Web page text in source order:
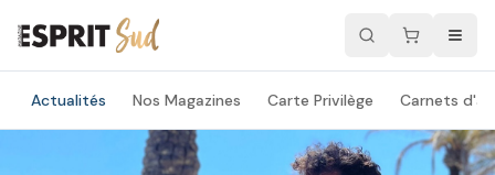
Actualités Nos Magazines Carte Privilège Carnets